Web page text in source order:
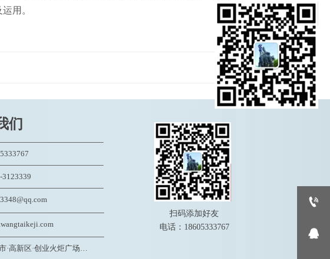
用。
们
3123339
淄博市·高新区·创业火炬广场F座1206室
扫码添加好友
电话：18605333767

